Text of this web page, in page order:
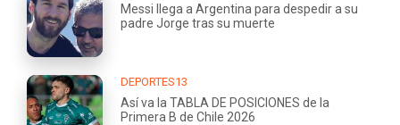
Messi llega a Argentina para despedir a su
padre Jorge tras su muerte
DEPORTES13
Así va la TABLA DE POSICIONES de la
Primera B de Chile 2026